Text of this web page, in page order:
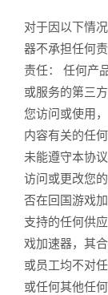
对于因以下情
器不承担任何
责任： 任何产
或服务的第三
您访问或使用
内容有关的任
未能遵守本协
访问或更改您
否在回国游戏
支持的任何供
戏加速器，其
或员工均不对
或任何其他任